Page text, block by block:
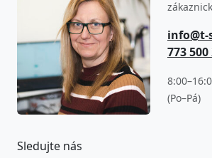
773 500
(Po–Pá)
Sledujte nás